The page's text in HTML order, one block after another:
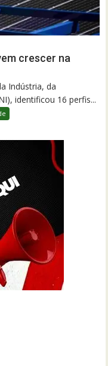
crescer na
Indústria, da
identificou 16 perfis...